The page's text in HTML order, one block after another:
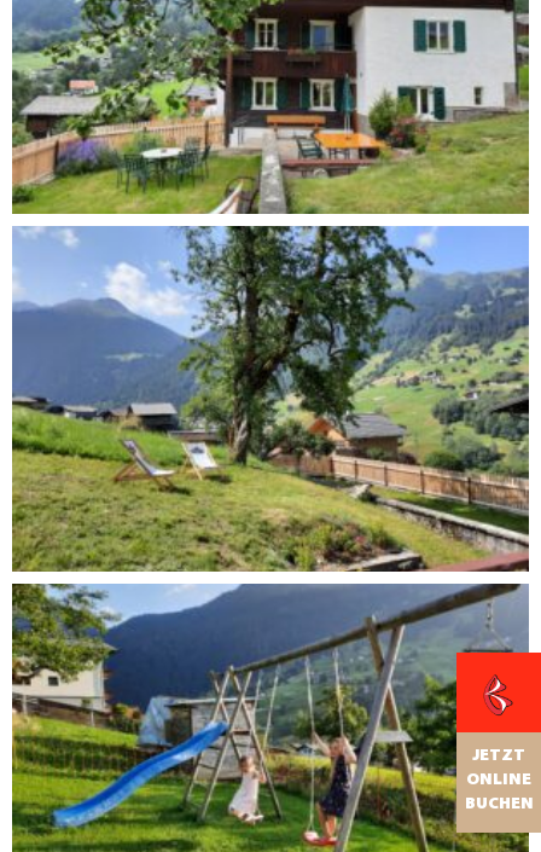
JETZT
ONLINE
BUCHEN